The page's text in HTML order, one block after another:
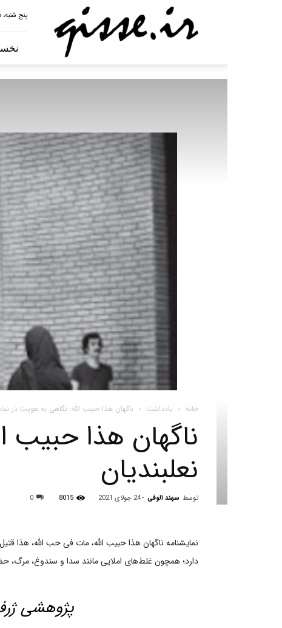
qisse.ir پنج شنبه، ۱۵ مرداد ۱۴۰۵
خانه یادداشت ناگهان هذا حبیب‌ الله؛ نگاهی به هویت در
ناگهان هذا حبیب‌
نعلبندیان
توسط سهند الوفی -24 جولای 2021 8015
0
نمایشنامه ناگهان هذا حبیب‌ الله، مات فی حب الله، هذا
دارد؛ همچون غلط‌های املایی مانند سدا و سندوغ، مرگ،
پژوهشی